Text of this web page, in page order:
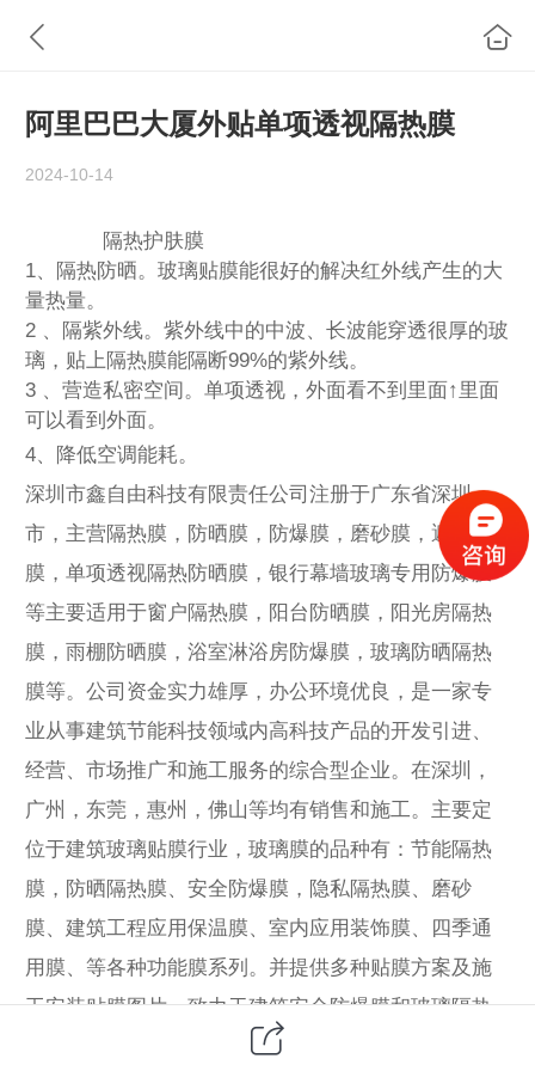
阿里巴巴大厦外贴单项透视隔热膜
2024-10-14
隔热护肤膜
1、隔热防晒。玻璃贴膜能很好的解决红外线产生的大
量热量。
2 、隔紫外线。紫外线中的中波、长波能穿透很厚的玻
璃，贴上隔热膜能隔断99%的紫外线。
3 、营造私密空间。单项透视，外面看不到里面↑里面
可以看到外面。
4、降低空调能耗。
深圳市鑫自由科技有限责任公司注册于广东省深圳
市，主营隔热膜，防晒膜，防爆膜，磨砂膜，遮阳
膜，单项透视隔热防晒膜，银行幕墙玻璃专用防爆膜
等主要适用于窗户隔热膜，阳台防晒膜，阳光房隔热
膜，雨棚防晒膜，浴室淋浴房防爆膜，玻璃防晒隔热
膜等。公司资金实力雄厚，办公环境优良，是一家专
业从事建筑节能科技领域内高科技产品的开发引进、
经营、市场推广和施工服务的综合型企业。在深圳，
广州，东莞，惠州，佛山等均有销售和施工。主要定
位于建筑玻璃贴膜行业，玻璃膜的品种有：节能隔热
膜，防晒隔热膜、安全防爆膜，隐私隔热膜、磨砂
膜、建筑工程应用保温膜、室内应用装饰膜、四季通
用膜、等各种功能膜系列。并提供多种贴膜方案及施
工安装贴膜图片，致力于建筑安全防爆膜和玻璃隔热
防爆安装，销售，设计，施工一条龙服务等。以“建筑